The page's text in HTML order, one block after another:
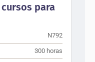
cursos para
N792
300 horas